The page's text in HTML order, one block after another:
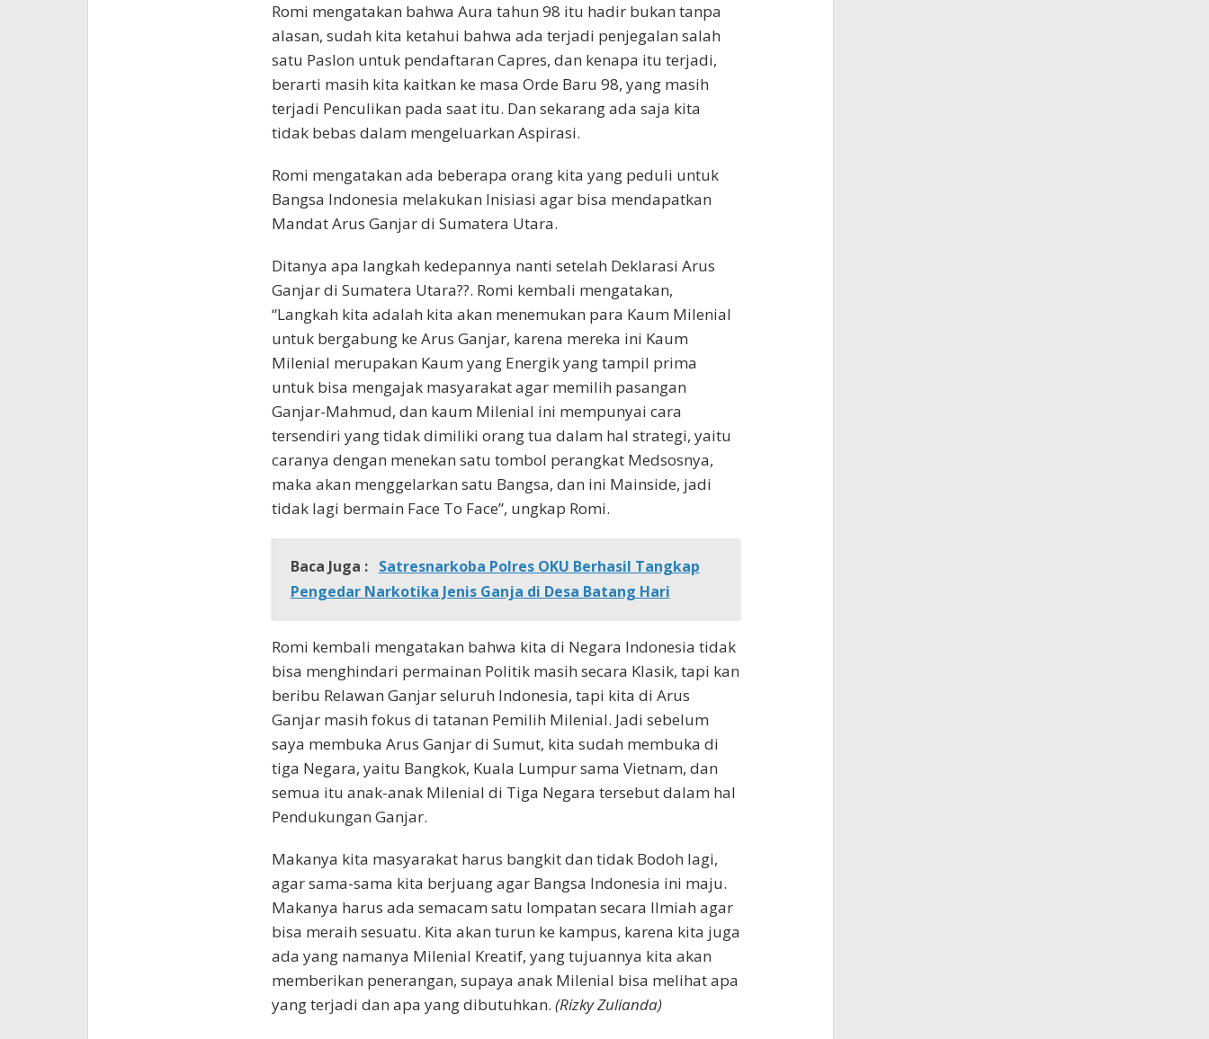
Romi mengatakan bahwa Aura tahun 98 itu hadir bukan tanpa
alasan, sudah kita ketahui bahwa ada terjadi penjegalan salah
satu Paslon untuk pendaftaran Capres, dan kenapa itu terjadi,
berarti masih kita kaitkan ke masa Orde Baru 98, yang masih
terjadi Penculikan pada saat itu. Dan sekarang ada saja kita
tidak bebas dalam mengeluarkan Aspirasi.
Romi mengatakan ada beberapa orang kita yang peduli untuk
Bangsa Indonesia melakukan Inisiasi agar bisa mendapatkan
Mandat Arus Ganjar di Sumatera Utara.
Ditanya apa langkah kedepannya nanti setelah Deklarasi Arus
Ganjar di Sumatera Utara??. Romi kembali mengatakan,
“Langkah kita adalah kita akan menemukan para Kaum Milenial
untuk bergabung ke Arus Ganjar, karena mereka ini Kaum
Milenial merupakan Kaum yang Energik yang tampil prima
untuk bisa mengajak masyarakat agar memilih pasangan
Ganjar-Mahmud, dan kaum Milenial ini mempunyai cara
tersendiri yang tidak dimiliki orang tua dalam hal strategi, yaitu
caranya dengan menekan satu tombol perangkat Medsosnya,
maka akan menggelarkan satu Bangsa, dan ini Mainside, jadi
tidak lagi bermain Face To Face”, ungkap Romi.
Baca Juga : Satresnarkoba Polres OKU Berhasil Tangkap
Pengedar Narkotika Jenis Ganja di Desa Batang Hari
Romi kembali mengatakan bahwa kita di Negara Indonesia tidak
bisa menghindari permainan Politik masih secara Klasik, tapi kan
beribu Relawan Ganjar seluruh Indonesia, tapi kita di Arus
Ganjar masih fokus di tatanan Pemilih Milenial. Jadi sebelum
saya membuka Arus Ganjar di Sumut, kita sudah membuka di
tiga Negara, yaitu Bangkok, Kuala Lumpur sama Vietnam, dan
semua itu anak-anak Milenial di Tiga Negara tersebut dalam hal
Pendukungan Ganjar.
Makanya kita masyarakat harus bangkit dan tidak Bodoh lagi,
agar sama-sama kita berjuang agar Bangsa Indonesia ini maju.
Makanya harus ada semacam satu lompatan secara Ilmiah agar
bisa meraih sesuatu. Kita akan turun ke kampus, karena kita juga
ada yang namanya Milenial Kreatif, yang tujuannya kita akan
memberikan penerangan, supaya anak Milenial bisa melihat apa
yang terjadi dan apa yang dibutuhkan. (Rizky Zulianda)